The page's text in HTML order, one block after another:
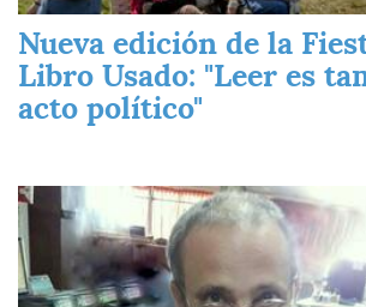
Nueva edición de la
Libro Usado: "Leer es
acto político"
Imagen